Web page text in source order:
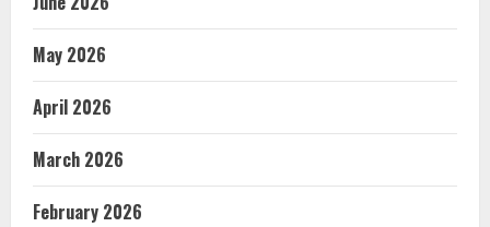
May 2026
April 2026
March 2026
February 2026